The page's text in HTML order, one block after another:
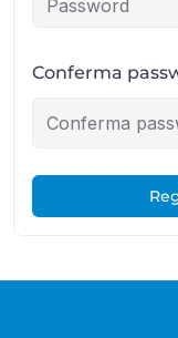
Conferma